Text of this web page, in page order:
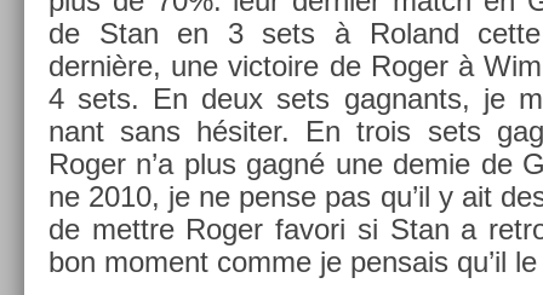
de Stan en 3 sets à Roland cette
dernière, une vic­toire de Roger à
4 sets. En deux sets gag­nants, je
nant sans hésiter. En trois sets
Roger n’a plus gagné une demie de
ne 2010, je ne pense pas qu’il y ait
de mettre Roger favori si Stan a
bon mo­ment comme je pen­sais qu’il